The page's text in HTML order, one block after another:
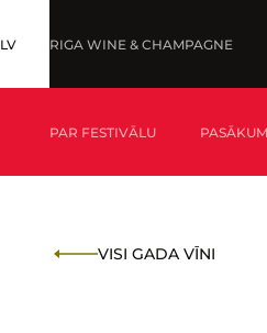
LV
LATVIEŠU
RIGA WINE & CHAMPAGNE
PAR FESTIVĀLU
VISI GADA VĪNI